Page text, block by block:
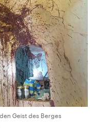
Geist des Berges